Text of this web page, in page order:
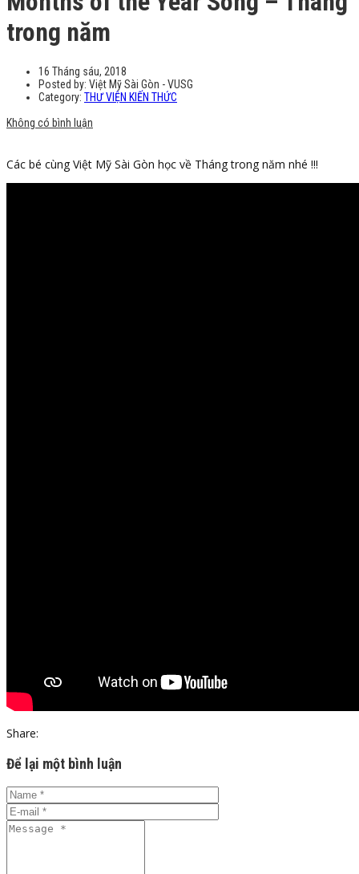
trong năm
16 Tháng sáu, 2018
Posted by: Việt Mỹ Sài Gòn - VUSG
Category: THƯ VIỆN KIẾN THỨC
Không có bình luận
Các bé cùng Việt Mỹ Sài Gòn học về Tháng trong năm nhé !!!
Share:
Để lại một bình luận